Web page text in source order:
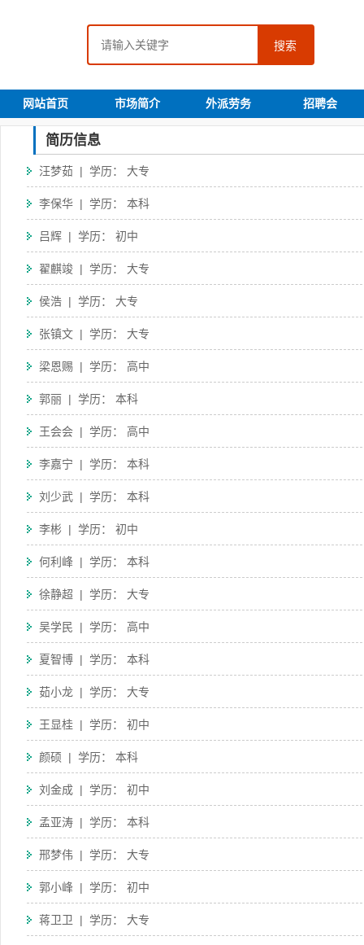
搜索
网站首页 市场简介 外派劳务 招聘会
简历信息
汪梦茹 | 学历： 大专
李保华 | 学历： 本科
吕辉 | 学历： 初中
翟麒竣 | 学历： 大专
侯浩 | 学历： 大专
张镇文 | 学历： 大专
梁恩赐 | 学历： 高中
郭丽 | 学历： 本科
王会会 | 学历： 高中
李嘉宁 | 学历： 本科
刘少武 | 学历： 本科
李彬 | 学历： 初中
何利峰 | 学历： 本科
徐静超 | 学历： 大专
吴学民 | 学历： 高中
夏智博 | 学历： 本科
茹小龙 | 学历： 大专
王显桂 | 学历： 初中
颜硕 | 学历： 本科
刘金成 | 学历： 初中
孟亚涛 | 学历： 本科
邢梦伟 | 学历： 大专
郭小峰 | 学历： 初中
蒋卫卫 | 学历： 大专